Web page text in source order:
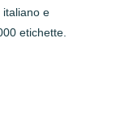
italiano e
etichette.